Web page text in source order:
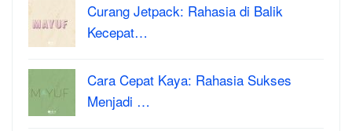
Curang Jetpack: Rahasia di Balik
Kecepat…
Cara Cepat Kaya: Rahasia Sukses
Menjadi …